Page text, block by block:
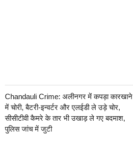
Chandauli Crime: अलीनगर में कपड़ा कारखाने
में चोरी, बैटरी-इन्वर्टर और एलईडी ले उड़े चोर,
सीसीटीवी कैमरे के तार भी उखाड़ ले गए बदमाश,
पुलिस जांच में जुटी